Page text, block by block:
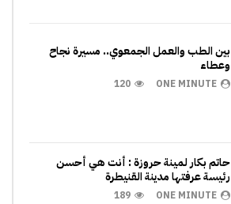
بين الطب والعمل الجمعوي.. مسيرة نجاح
وعطاء
ONE MINUTE
120
حاتم بكار لمينة حروزة : أنت هي أحسن
رئيسة عرفتها مدينة القنيطرة
ONE MINUTE
189